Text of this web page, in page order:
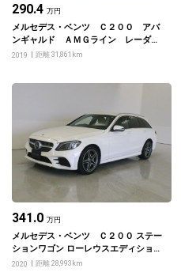
290.4 万円
メルセデス・ベンツ Ｃ２００ アバ
ンギャルド ＡＭＧライン レーダー
セーフティーパッケージ
2019 距離 31,861km
341.0 万円
メルセデス・ベンツ Ｃ２００ ステー
ションワゴン ローレウスエディショ
ン スポーツプラスパッケージ
2020 距離 28,993km